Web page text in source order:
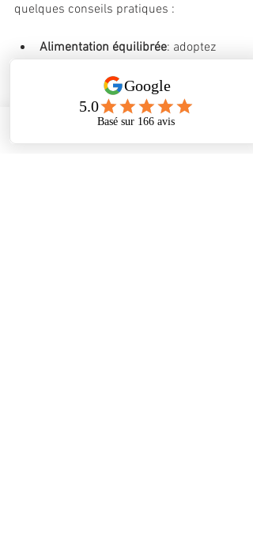
quelques conseils pratiques :
Alimentation équilibrée: adoptez
pour réguler le transit intestinal.
Évitez les aliments gras, épicés, le
café, l'alcool et les édulcorants
artificiels. Consultez un